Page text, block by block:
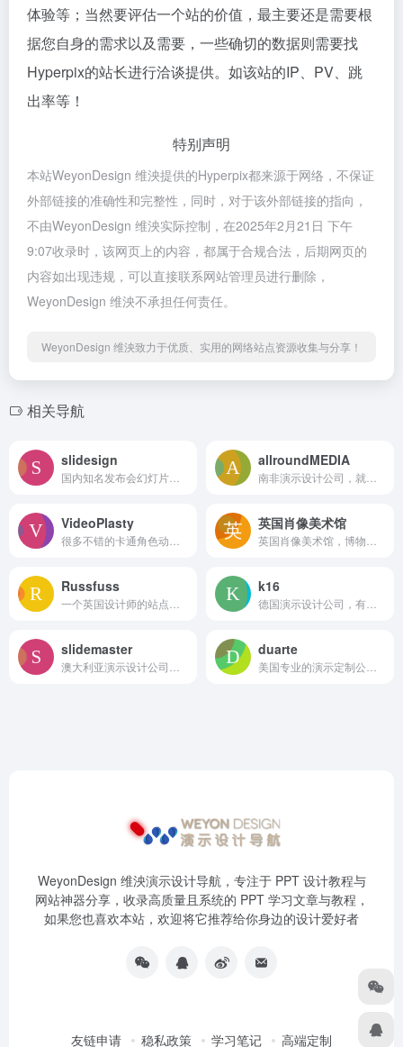
体验等；当然要评估一个站的价值，最主要还是需要根
据您自身的需求以及需要，一些确切的数据则需要找
Hyperpix的站长进行洽谈提供。如该站的IP、PV、跳
出率等！
特别声明
本站WeyonDesign 维泱提供的Hyperpix都来源于网络，不保证
外部链接的准确性和完整性，同时，对于该外部链接的指向，
不由WeyonDesign 维泱实际控制，在2025年2月21日 下午
9:07收录时，该网页上的内容，都属于合规合法，后期网页的
内容如出现违规，可以直接联系网站管理员进行删除，
WeyonDesign 维泱不承担任何责任。
WeyonDesign 维泱致力于优质、实用的网络站点资源收集与分享！
相关导航
slidesign allroundMEDIA
VideoPlasty 英国肖像美术馆
Russfuss k16
slidemaster duarte
WeyonDesign 维泱演示设计导航，专注于 PPT 设计教程与
网站神器分享，收录高质量且系统的 PPT 学习文章与教程，
如果您也喜欢本站，欢迎将它推荐给你身边的设计爱好者
友链申请 稳私政策 学习笔记 高端定制